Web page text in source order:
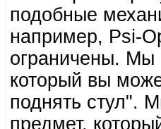
подобные
например, Psi-
ограничены. Мы
который вы
поднять стул".
предмет,